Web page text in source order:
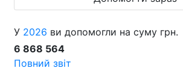
У 2026 ви допомогли на суму грн.
6 868 564
Повний звіт